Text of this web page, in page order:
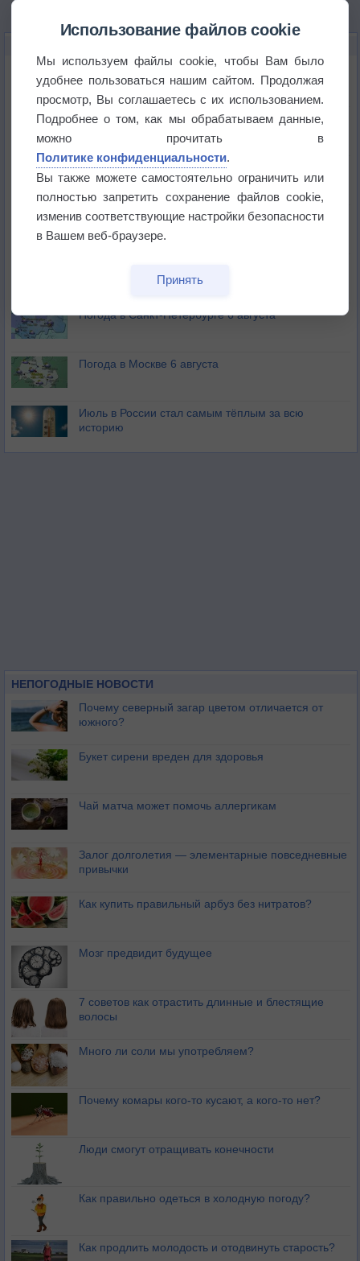
Атмосфера начала замерзать
В Приморье обнаружены морские волны тепла
Изменение климата повлияло на ареал обитания
бабочек
Погода в Екатеринбурге 6 августа
Погода в Санкт-Петербурге 6 августа
Погода в Москве 6 августа
Июль в России стал самым тёплым за всю
историю
НЕПОГОДНЫЕ НОВОСТИ
Почему северный загар цветом отличается от
южного?
Букет сирени вреден для здоровья
Чай матча может помочь аллергикам
Залог долголетия — элементарные повседневные
привычки
Как купить правильный арбуз без нитратов?
Мозг предвидит будущее
7 советов как отрастить длинные и блестящие
волосы
Много ли соли мы употребляем?
Почему комары кого-то кусают, а кого-то нет?
Люди смогут отращивать конечности
Как правильно одеться в холодную погоду?
Как продлить молодость и отодвинуть старость?
Использование файлов cookie
Мы используем файлы cookie, чтобы Вам было
удобнее пользоваться нашим сайтом. Продолжая
просмотр, Вы соглашаетесь с их использованием.
Подробнее о том, как мы обрабатываем данные,
можно прочитать в
Политике конфиденциальности.
Вы также можете самостоятельно ограничить или
полностью запретить сохранение файлов cookie,
изменив соответствующие настройки безопасности
в Вашем веб-браузере.
Принять